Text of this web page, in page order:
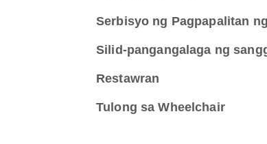
Serbisyo ng Pagpapalitan
Silid-pangangalaga ng
Restawran
Tulong sa Wheelchair